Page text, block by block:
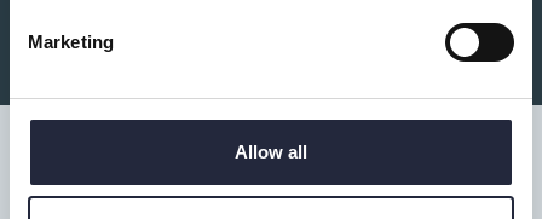
Marketing
Allow all